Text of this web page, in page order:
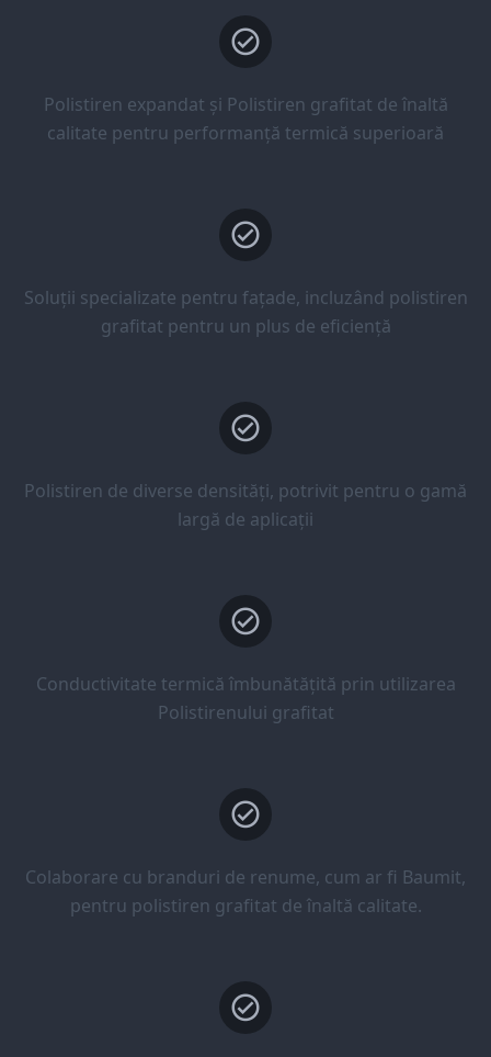
Polistiren expandat și Polistiren grafitat de înaltă
calitate pentru performanță termică superioară
Soluții specializate pentru fațade, incluzând polistiren
grafitat pentru un plus de eficiență
Polistiren de diverse densități, potrivit pentru o gamă
largă de aplicații
Conductivitate termică îmbunătățită prin utilizarea
Polistirenului grafitat
Colaborare cu branduri de renume, cum ar fi Baumit,
pentru polistiren grafitat de înaltă calitate.